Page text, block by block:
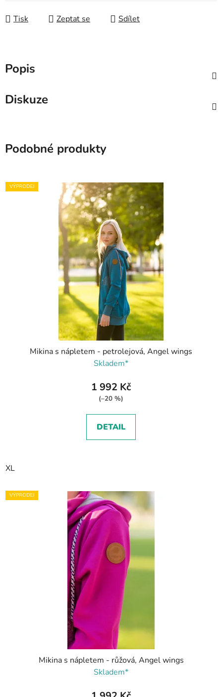
Tisk Zeptat se Sdílet
Popis
Diskuze
Podobné produkty
VÝPRODEJ
Mikina s nápletem - petrolejová, Angel wings
Skladem*
1 992 Kč
(–20 %)
DETAIL
XL
VÝPRODEJ
Mikina s nápletem - růžová, Angel wings
Skladem*